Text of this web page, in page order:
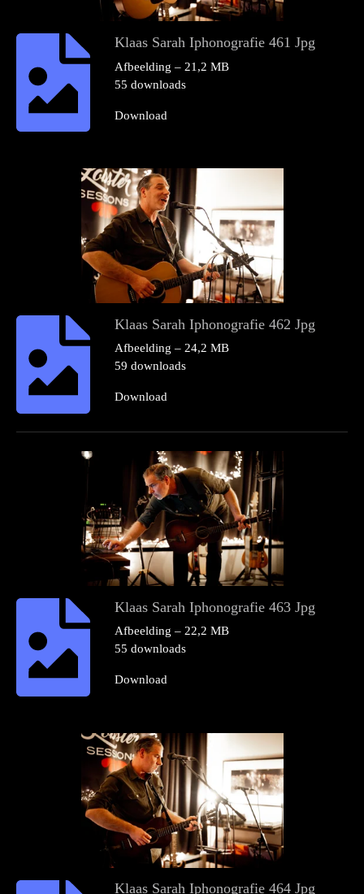
Klaas Sarah Iphonografie 461 Jpg
Afbeelding – 21,2 MB
55 downloads
Download
Klaas Sarah Iphonografie 462 Jpg
Afbeelding – 24,2 MB
59 downloads
Download
Klaas Sarah Iphonografie 463 Jpg
Afbeelding – 22,2 MB
55 downloads
Download
Klaas Sarah Iphonografie 464 Jpg